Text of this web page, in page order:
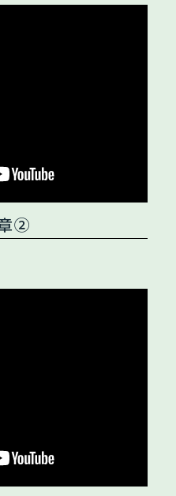
②